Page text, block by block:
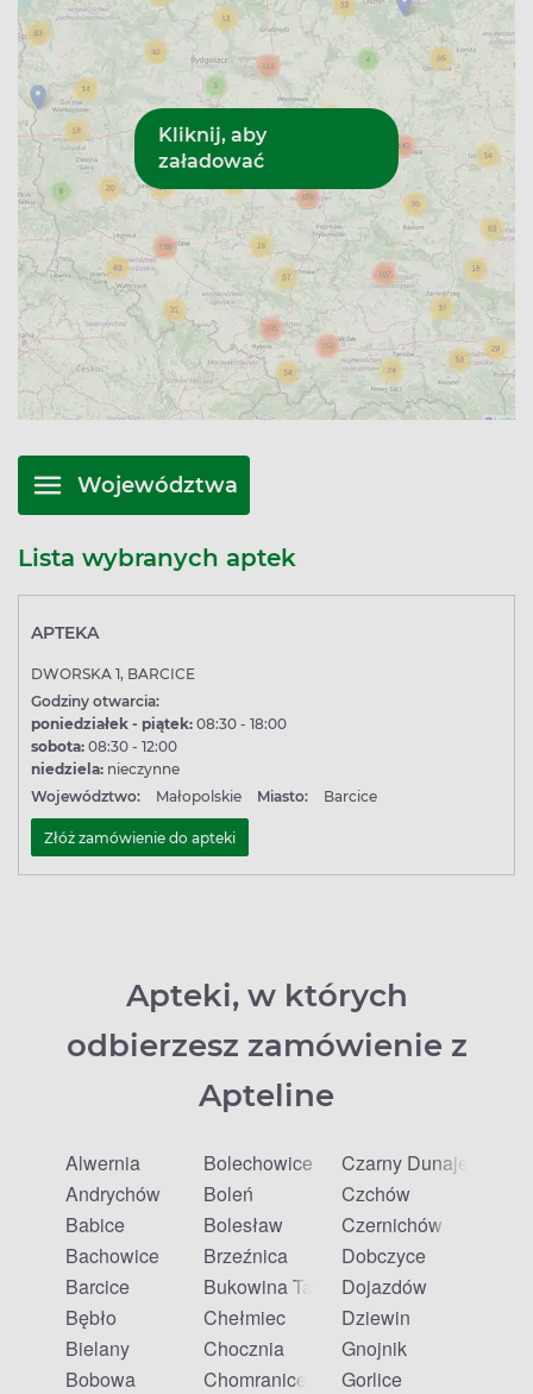
Województwa
Lista wybranych aptek
APTEKA
DWORSKA 1, BARCICE
Godziny otwarcia:
poniedziałek - piątek: 08:30 - 18:00
sobota: 08:30 - 12:00
niedziela: nieczynne
Województwo:
Małopolskie Miasto: Barcice
Złóż zamówienie do apteki
Apteki, w których
odbierzesz zamówienie z
Apteline
Alwernia
Andrychów
Babice
Bachowice
Barcice
Bębło
Bielany
Bobowa
Bolechowice
Boleń
Bolesław
Brzeźnica
Bukowina Tatrzańska
Chełmiec
Chocznia
Chomranice
Czarny Dunajec
Czchów
Czernichów
Dobczyce
Dojazdów
Dziewin
Gnojnik
Gorlice